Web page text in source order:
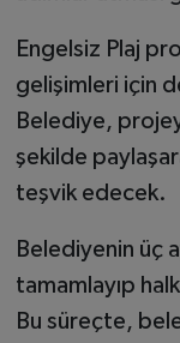
Engelsiz Plaj
gelişimleri için
Belediye,
şekilde
teşvik edecek.
Belediyenin üç
tamamlayıp
Bu süreçte,